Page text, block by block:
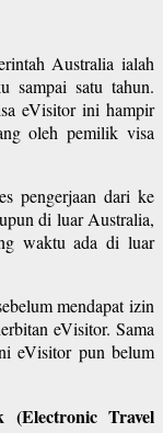
Australia ialah
sampai satu tahun.
eVisitor ini hampir
oleh pemilik visa
pengerjaan dari ke
di luar Australia,
waktu ada di luar
mendapat izin
eVisitor. Sama
eVisitor pun belum
(Electronic Travel